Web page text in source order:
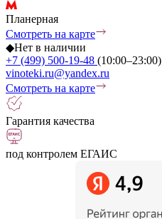
Планерная
Смотреть на карте
◆Нет в наличии
+7 (499) 500-19-48 (10:00–23:00)
vinoteki.ru@yandex.ru
Смотреть на карте
Гарантия качества
под контролем ЕГАИС